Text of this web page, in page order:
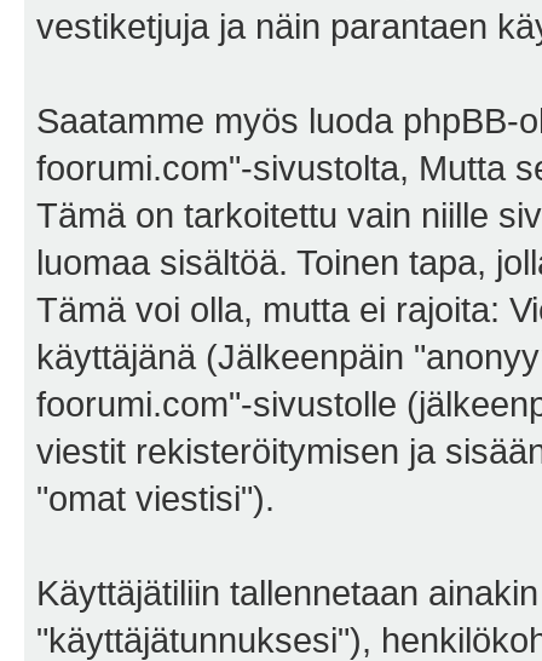
vestiketjuja ja näin parantaen
Saatamme myös luoda phpBB-
foorumi.com"-sivustolta, Mutta
Tämä on tarkoitettu vain niille
luomaa sisältöä. Toinen tapa,
Tämä voi olla, mutta ei rajoita:
käyttäjänä (Jälkeenpäin
foorumi.com"-sivustolle
viestit rekisteröitymisen ja
"omat viestisi").
Käyttäjätiliin tallennetaan
"käyttäjätunnuksesi"),